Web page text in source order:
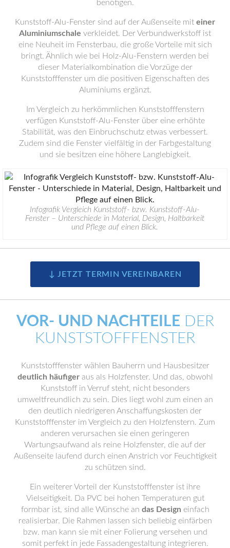
benötigen.
Kunststoff-Alu-Fenster sind auf der Außenseite mit einer
Aluminiumschale verkleidet. Der Verbundwerkstoff ist
eine Neuheit im Fensterbau, die große Vorteile mit sich
bringt. Ähnlich wie bei Holz-Alu-Fenstern werden bei
dieser Materialkombination die Vorzüge der
Kunststofffenster um die positiven Eigenschaften des
Aluminiums ergänzt.
Im Vergleich zu herkömmlichen Kunststofffenstern
verfügen Kunststoff-Alu-Fenster über eine erhöhte
Stabilität, was den Einbruchschutz etwas verbessert.
Zudem sind die Fenster vielfältig in der Farbgestaltung
und sie besitzen eine höhere Langlebigkeit.
Infografik Vergleich Kunststoff- bzw. Kunststoff-Alu-
Fenster – Unterschiede in Material, Design, Haltbarkeit
und Pflege auf einen Blick.
↓ JETZT TERMIN VEREINBAREN
VOR- UND NACHTEILE DER
KUNSTSTOFFFENSTER
Kunststofffenster wählen Bauherrn und Hausbesitzer
deutlich häufigeraus als Holzfenster. Und das, obwohl
Kunststoff in Verruf steht, nicht besonders
umweltfreundlich zu sein. Dies liegt wohl zum einen an
den deutlich niedrigeren Anschaffungskosten der
Kunststofffenster im Vergleich zu den Holzfenstern. Zum
anderen verursachen sie einen geringeren
Wartungsaufwand als reine Holzfenster, die auf der
Außenseite laufend durch einen Anstrich vor Feuchtigkeit
zu schützen sind.
Ein weiterer Vorteil der Kunststofffenster ist ihre
Vielseitigkeit. Da PVC bei hohen Temperaturen gut
formbar ist, sind alle Wünsche an das Design einfach
realisierbar. Die Rahmen lassen sich beliebig einfärben
bzw. man kann sie mit einer Folierung versehen und
somit perfekt in jede Fassadengestaltung integrieren.